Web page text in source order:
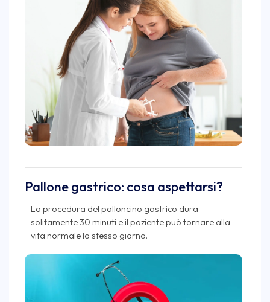
Pallone gastrico: cosa aspettarsi?
La procedura del palloncino gastrico dura
solitamente 30 minuti e il paziente può tornare alla
vita normale lo stesso giorno.